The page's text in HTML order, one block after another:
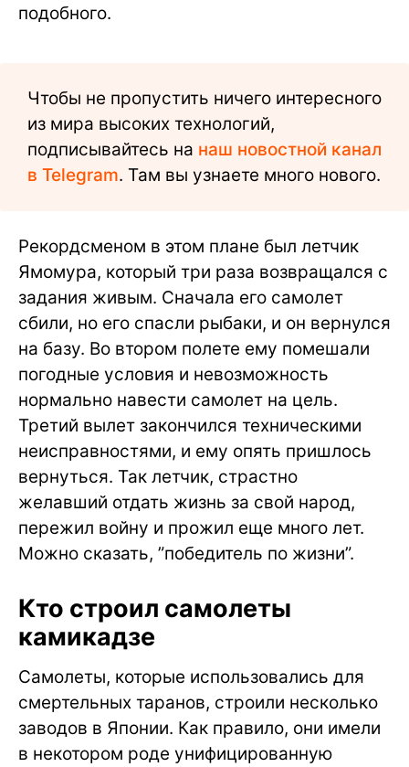
подобного.
Чтобы не пропустить ничего интересного
из мира высоких технологий,
подписывайтесь на наш новостной канал
в Telegram. Там вы узнаете много нового.
Рекордсменом в этом плане был летчик
Ямомура, который три раза возвращался с
задания живым. Сначала его самолет
сбили, но его спасли рыбаки, и он вернулся
на базу. Во втором полете ему помешали
погодные условия и невозможность
нормально навести самолет на цель.
Третий вылет закончился техническими
неисправностями, и ему опять пришлось
вернуться. Так летчик, страстно
желавший отдать жизнь за свой народ,
пережил войну и прожил еще много лет.
Можно сказать, ”победитель по жизни”.
Кто строил самолеты
камикадзе
Самолеты, которые использовались для
смертельных таранов, строили несколько
заводов в Японии. Как правило, они имели
в некотором роде унифицированную